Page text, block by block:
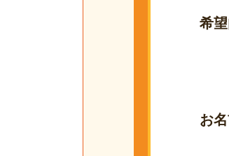
希
お